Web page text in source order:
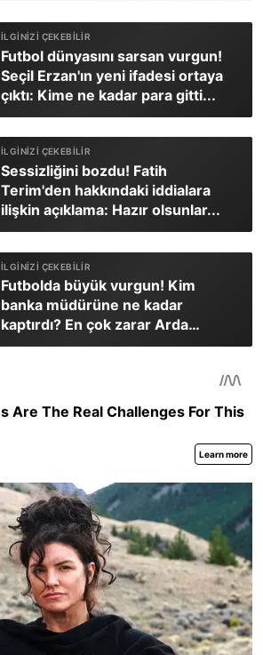
Futbol dünyasını sarsan vurgun!
Seçil Erzan'ın yeni ifadesi ortaya
çıktı: Kime ne kadar para gitti...
Sessizliğini bozdu! Fatih
Terim'den hakkındaki iddialara
ilişkin açıklama: Hazır olsunlar...
Futbolda büyük vurgun! Kim
banka müdürüne ne kadar
kaptırdı? En çok zarar Arda
Turan'da